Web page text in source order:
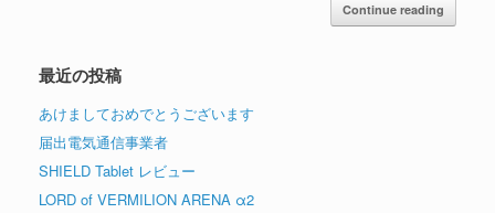
Continue reading
最近の投稿
あけましておめでとうございます
届出電気通信事業者
SHIELD Tablet レビュー
LORD of VERMILION ARENA α2